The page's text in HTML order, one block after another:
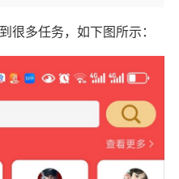
很多任务，如下图所示：